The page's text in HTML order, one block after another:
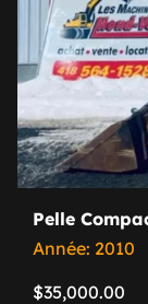
Pelle
Année: 2010
$35,000.00